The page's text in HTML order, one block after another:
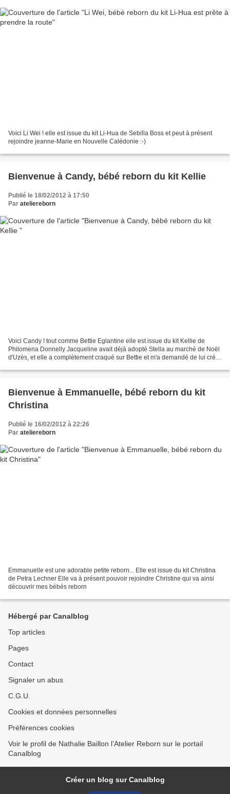
Voici Li Wei ! elle est issue du kit Li-Hua de Sebilla Boss et peut à présent
rejoindre jeanne-Marie en Nouvelle Calédonie :-)
Bienvenue à Candy, bébé reborn du kit Kellie
Publié le 18/02/2012 à 17:50
Par ateliereborn
Voici Candy ! tout comme Bettie Eglantine elle est issue du kit Kellie de
Philomena Donnelly Jacqueline avait déjà adopté Stella au marché de Noël
d'Uzès, et elle a complètement craqué sur Bettie et m'a demandé de lui créer
Bienvenue à Emmanuelle, bébé reborn du kit
Christina
Publié le 16/02/2012 à 22:26
Par ateliereborn
Emmanuelle est une adorable petite reborn... Elle est issue du kit Christina
de Petra Lechner Elle va à présent pouvoir rejoindre Christine qui va ainsi
découvrir mes bébés reborn
Hébergé par Canalblog
Top articles
Pages
Contact
Signaler un abus
C.G.U.
Cookies et données personnelles
Préférences cookies
Voir le profil de Nathalie Baillon l’Atelier Reborn sur le portail
Canalblog
Créer un blog sur Canalblog